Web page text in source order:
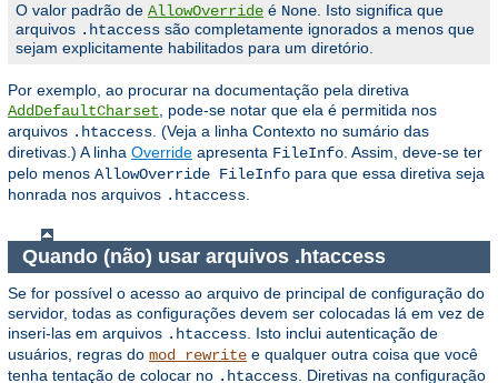
O valor padrão de AllowOverride é None. Isto significa que
arquivos .htaccess são completamente ignorados a menos que
sejam explicitamente habilitados para um diretório.
Por exemplo, ao procurar na documentação pela diretiva
AddDefaultCharset, pode-se notar que ela é permitida nos
arquivos .htaccess. (Veja a linha Contexto no sumário das
diretivas.) A linha Override apresenta FileInfo. Assim, deve-se ter
pelo menos AllowOverride FileInfo para que essa diretiva seja
honrada nos arquivos .htaccess.
Quando (não) usar arquivos .htaccess
Se for possível o acesso ao arquivo de principal de configuração do
servidor, todas as configurações devem ser colocadas lá em vez de
inseri-las em arquivos .htaccess . Isto inclui autenticação de
usuários, regras do mod_rewrite e qualquer outra coisa que você
tenha tentação de colocar no .htaccess . Diretivas na configuração